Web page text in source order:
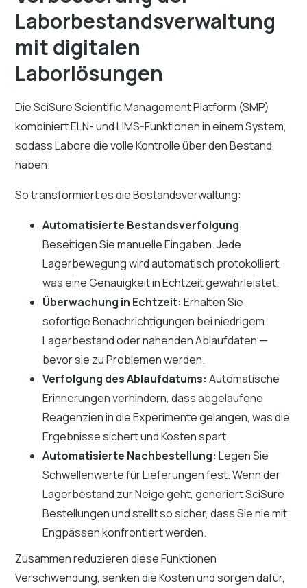
Laborbestandsverwaltung
mit digitalen
Laborlösungen
Die SciSure Scientific Management Platform (SMP)
kombiniert ELN- und LIMS-Funktionen in einem System,
sodass Labore die volle Kontrolle über den Bestand
haben.
So transformiert es die Bestandsverwaltung:
Automatisierte Bestandsverfolgung:
Beseitigen Sie manuelle Eingaben. Jede
Lagerbewegung wird automatisch protokolliert,
was eine Genauigkeit in Echtzeit gewährleistet.
Überwachung in Echtzeit:Erhalten Sie
sofortige Benachrichtigungen bei niedrigem
Lagerbestand oder nahenden Ablaufdaten —
bevor sie zu Problemen werden.
Verfolgung des Ablaufdatums:Automatische
Erinnerungen verhindern, dass abgelaufene
Reagenzien in die Experimente gelangen, was die
Ergebnisse sichert und Kosten spart.
Automatisierte Nachbestellung:Legen Sie
Schwellenwerte für Lieferungen fest. Wenn der
Lagerbestand zur Neige geht, generiert SciSure
Bestellungen und stellt so sicher, dass Sie nie mit
Engpässen konfrontiert werden.
Zusammen reduzieren diese Funktionen
Verschwendung, senken die Kosten und sorgen dafür,